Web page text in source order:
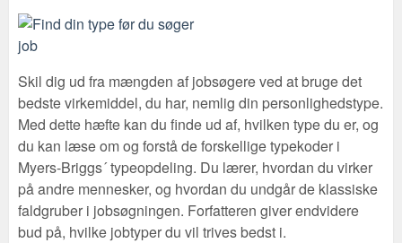
Skil dig ud fra mængden af jobsøgere ved at bruge det
bedste virkemiddel, du har, nemlig din personlighedstype.
Med dette hæfte kan du finde ud af, hvilken type du er, og
du kan læse om og forstå de forskellige typekoder i
Myers-Briggs´ typeopdeling. Du lærer, hvordan du virker
på andre mennesker, og hvordan du undgår de klassiske
faldgruber i jobsøgningen. Forfatteren giver endvidere
bud på, hvilke jobtyper du vil trives bedst i.